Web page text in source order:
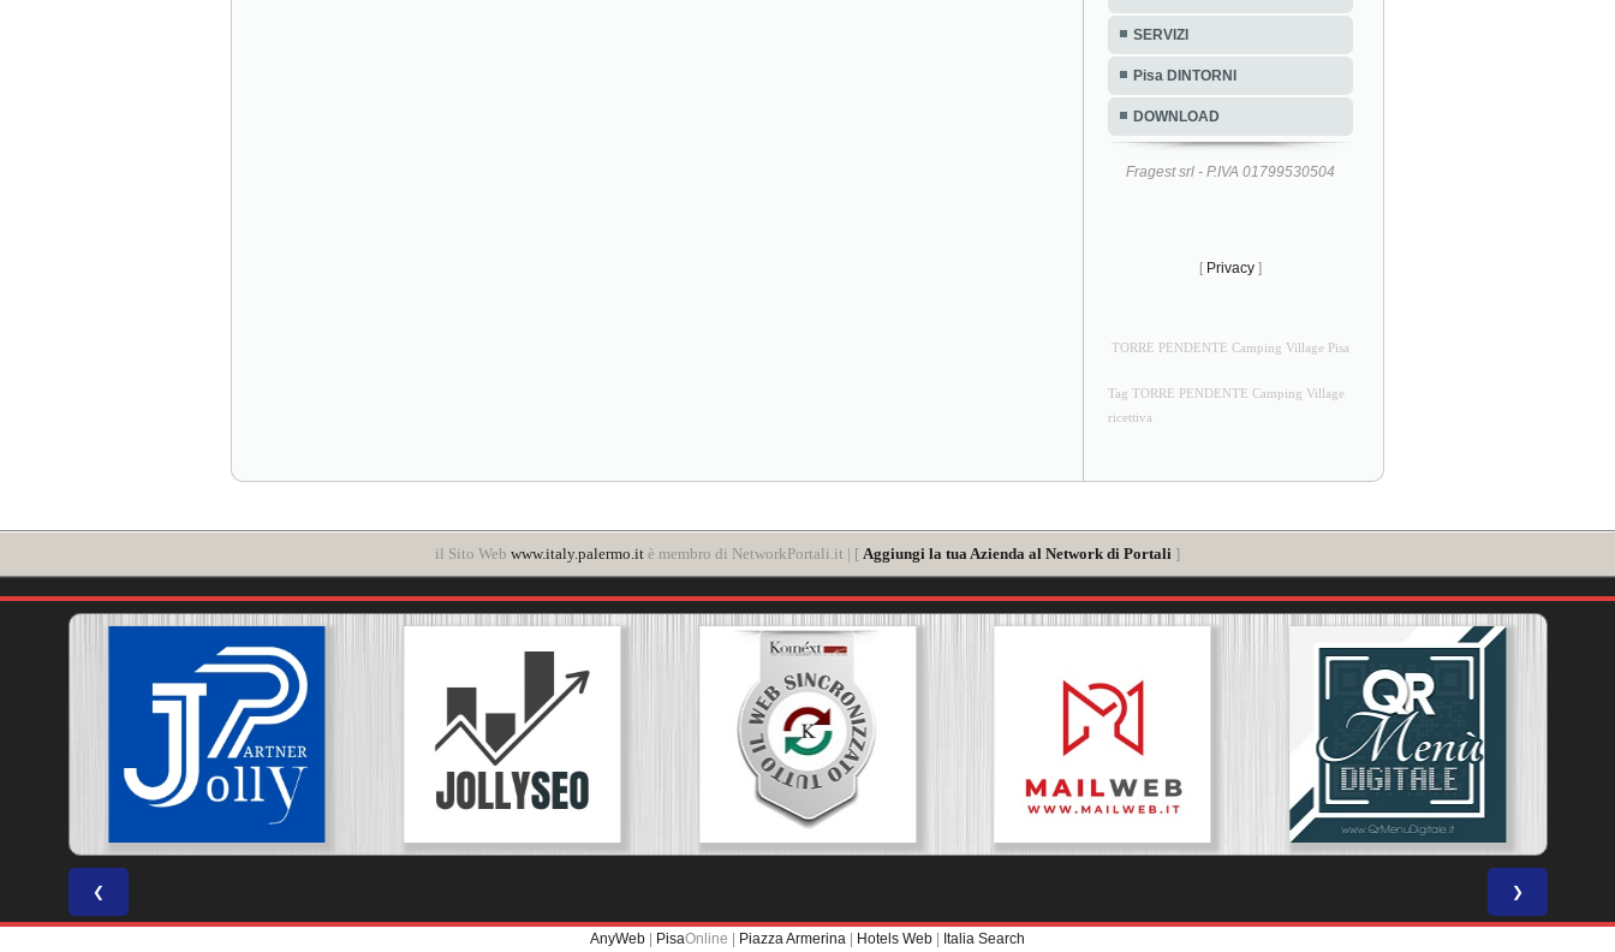
SERVIZI
Pisa DINTORNI
DOWNLOAD
Fragest srl - P.IVA 01799530504
[ Privacy ]
TORRE PENDENTE Camping Village Pisa
Tag TORRE PENDENTE Camping Village
ricettiva
il Sito Web www.italy.palermo.it è membro di NetworkPortali.it | [ Aggiungi la tua Azienda al Network di Portali ]
❮ ❯
AnyWeb | PisaOnline | Piazza Armerina | Hotels Web | Italia Search